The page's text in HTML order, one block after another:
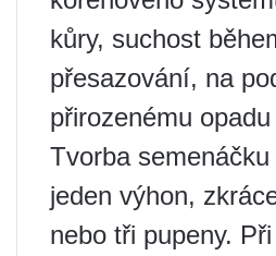
kůry, suchost
přesazování, na
přirozenému
Tvorba semenáčku
jeden výhon,
nebo tři pupeny.